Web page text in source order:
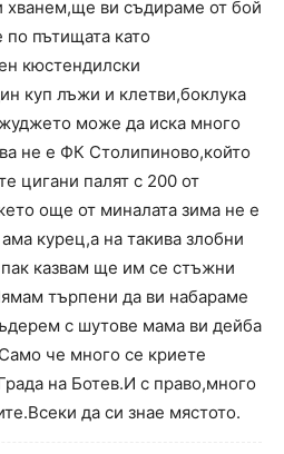
хванем,ще ви съдираме от бой
пътищата като
кюстендилски
куп лъжи и клетви,боклука
може да иска много
не е ФК Столипиново,който
цигани палят с 200 от
още от миналата зима не е
курец,а на такива злобни
казвам ще им се стъжни
търпени да ви набараме
с шутове мама ви дейба
че много се криете
на Ботев.И с право,много
да си знае мястото.